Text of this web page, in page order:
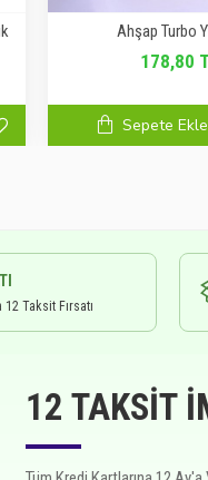
Ahşap Turbo
178,80
Sepete Ekle
Taksit Fırsatı
12 TAKSIT